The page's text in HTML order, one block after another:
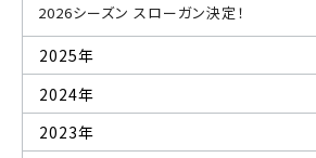
2026シーズン スローガン決定！
2025年
2024年
2023年